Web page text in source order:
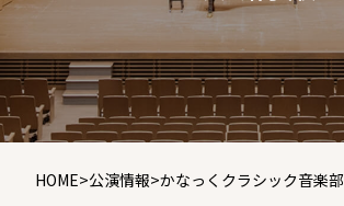
HOME>公演情報>かなっくクラシック音楽部 音楽史の旅① ~